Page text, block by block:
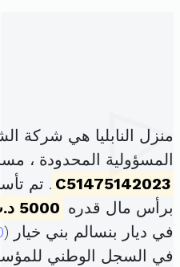
منزل النابليا هي شركة
المسؤولية المحدودة ،
C51475142023
برأس مال قدره 5000 د.ت
في ديار بنسالم بني خيار (
في السجل الوطني